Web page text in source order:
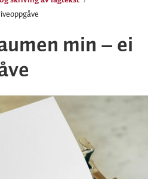
min – ei